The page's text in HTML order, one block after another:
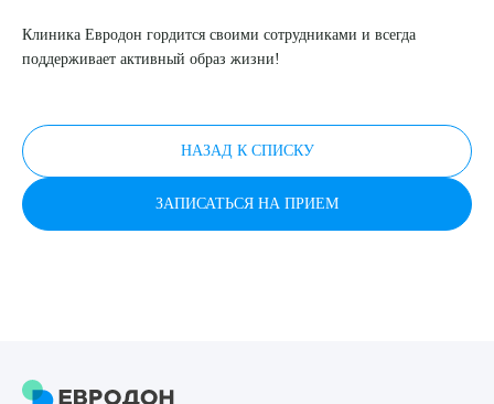
Клиника Евродон гордится своими сотрудниками и всегда
поддерживает активный образ жизни!
НАЗАД К СПИСКУ
ЗАПИСАТЬСЯ НА ПРИЕМ